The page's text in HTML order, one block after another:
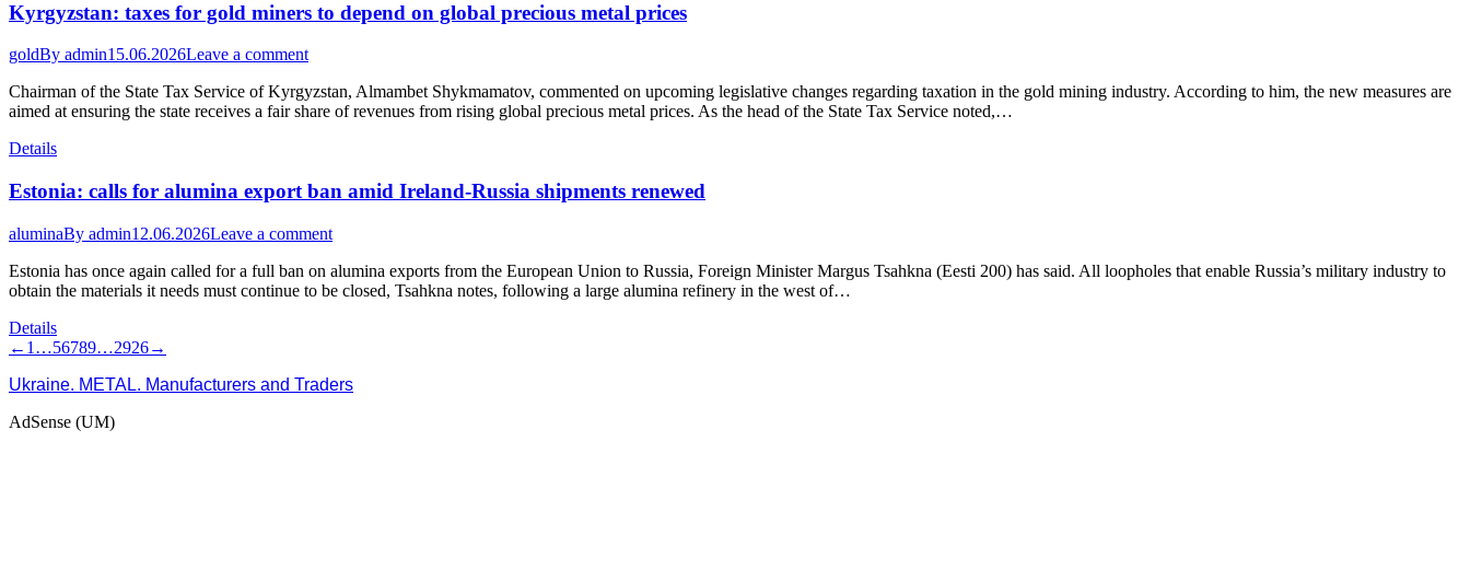
Kyrgyzstan: taxes for gold miners to depend on global precious metal prices
goldBy admin15.06.2026Leave a comment
Chairman of the State Tax Service of Kyrgyzstan, Almambet Shykmamatov, commented on upcoming legislative changes regarding taxation in the gold mining industry. According to him, the new measures are
aimed at ensuring the state receives a fair share of revenues from rising global precious metal prices. As the head of the State Tax Service noted,…
Details
Estonia: calls for alumina export ban amid Ireland-Russia shipments renewed
aluminaBy admin12.06.2026Leave a comment
Estonia has once again called for a full ban on alumina exports from the European Union to Russia, Foreign Minister Margus Tsahkna (Eesti 200) has said. All loopholes that enable Russia’s military industry to
obtain the materials it needs must continue to be closed, Tsahkna notes, following a large alumina refinery in the west of…
Details
← 1 …56789…2926→
Ukraine. METAL. Manufacturers and Traders
AdSense (UM)